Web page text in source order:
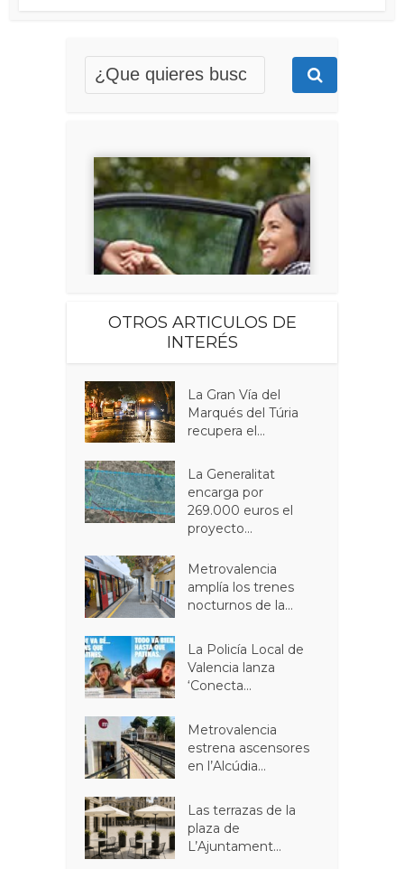
OTROS ARTICULOS DE
INTERÉS
La Gran Vía del
Marqués del Túria
recupera el...
La Generalitat
encarga por
269.000 euros el
proyecto...
Metrovalencia
amplía los trenes
nocturnos de la...
La Policía Local de
Valencia lanza
‘Conecta...
Metrovalencia
estrena ascensores
en l’Alcúdia...
Las terrazas de la
plaza de
L’Ajuntament...